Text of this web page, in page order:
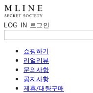
LOG IN 로그인
쇼핑하기
리얼리뷰
문의사항
공지사항
제휴/대량구매